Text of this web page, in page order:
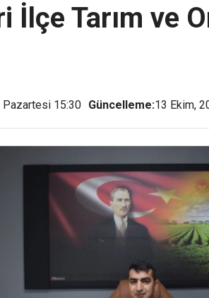
İlçe Tarım ve
Pazartesi 15:30 Güncelleme:13 Ekim,